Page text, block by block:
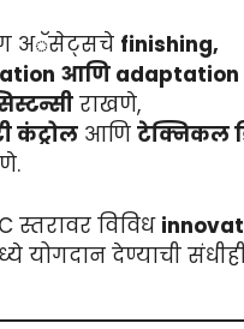
अॅसेट्सचे finishing,
आणि adaptation
राखणे,
कंट्रोल आणि टेक्निकल
स्तरावर विविध
योगदान देण्याची